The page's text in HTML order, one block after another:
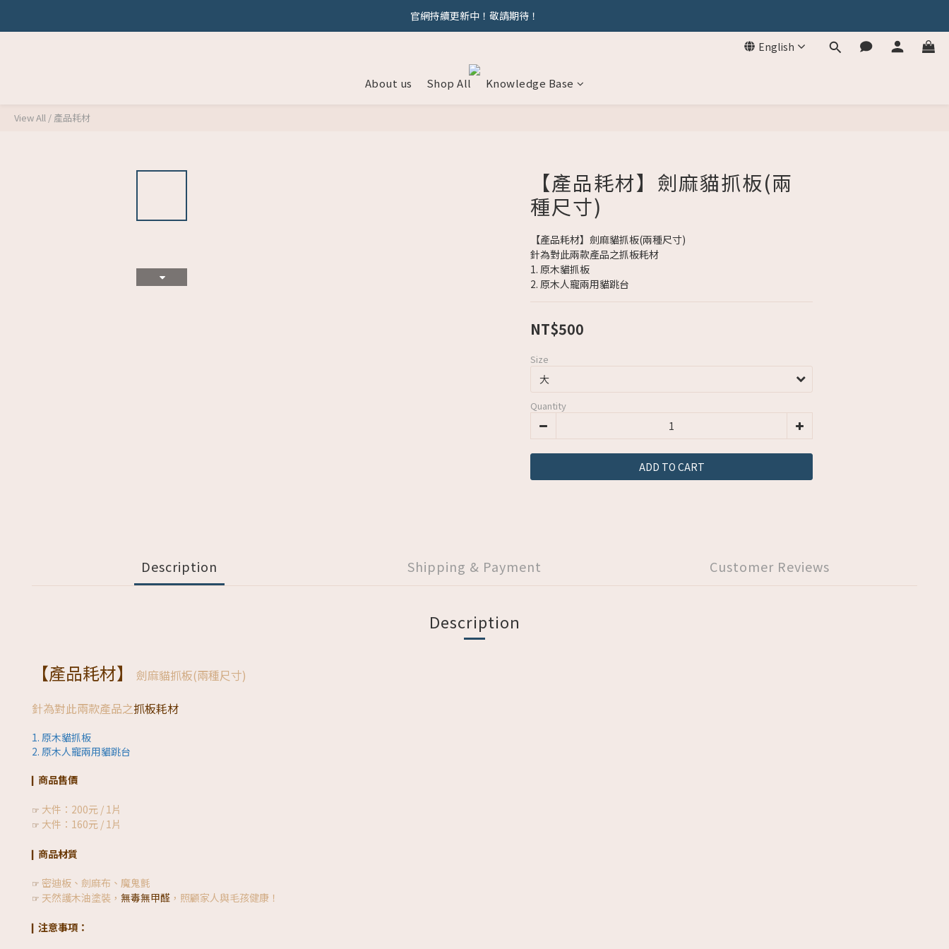
官網持續更新中！敬請期待！
若有相關問題歡迎加line : @behoomie 與我們討論唷
English
About us Shop All Knowledge Base
View All / 產品耗材
【產品耗材】劍麻貓抓板(兩
種尺寸)
【產品耗材】劍麻貓抓板(兩種尺寸)
針為對此兩款產品之抓板耗材
1. 原木貓抓板
2. 原木人寵兩用貓跳台
NT$500
Size
Quantity
ADD TO CART
Description Shipping & Payment Customer Reviews
Description
【產品耗材】
劍麻貓抓板(兩種尺寸)
針為對此兩款產品之抓板耗材
1. 原木貓抓板
2. 原木人寵兩用貓跳台
商品售價
☞ 大件：200元 / 1片
☞ 大件：160元 / 1片
商品材質
☞ 密迪板、劍麻布、魔鬼氈
☞ 天然護木油塗裝， 無毒無甲醛 ，照顧家人與毛孩健康！
注意事項：